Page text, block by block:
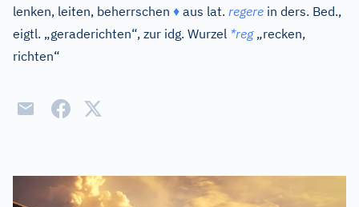
lenken, leiten, beherrschen ♦ aus lat. regere in ders. Bed.,
eigtl. „geraderichten“, zur idg. Wurzel *reg„recken,
richten“